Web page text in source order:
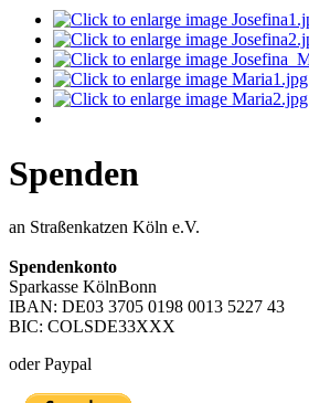
Spenden
an Straßenkatzen Köln e.V.
Spendenkonto
Sparkasse KölnBonn
IBAN: DE03 3705 0198 0013 5227 43
BIC: COLSDE33XXX
oder Paypal